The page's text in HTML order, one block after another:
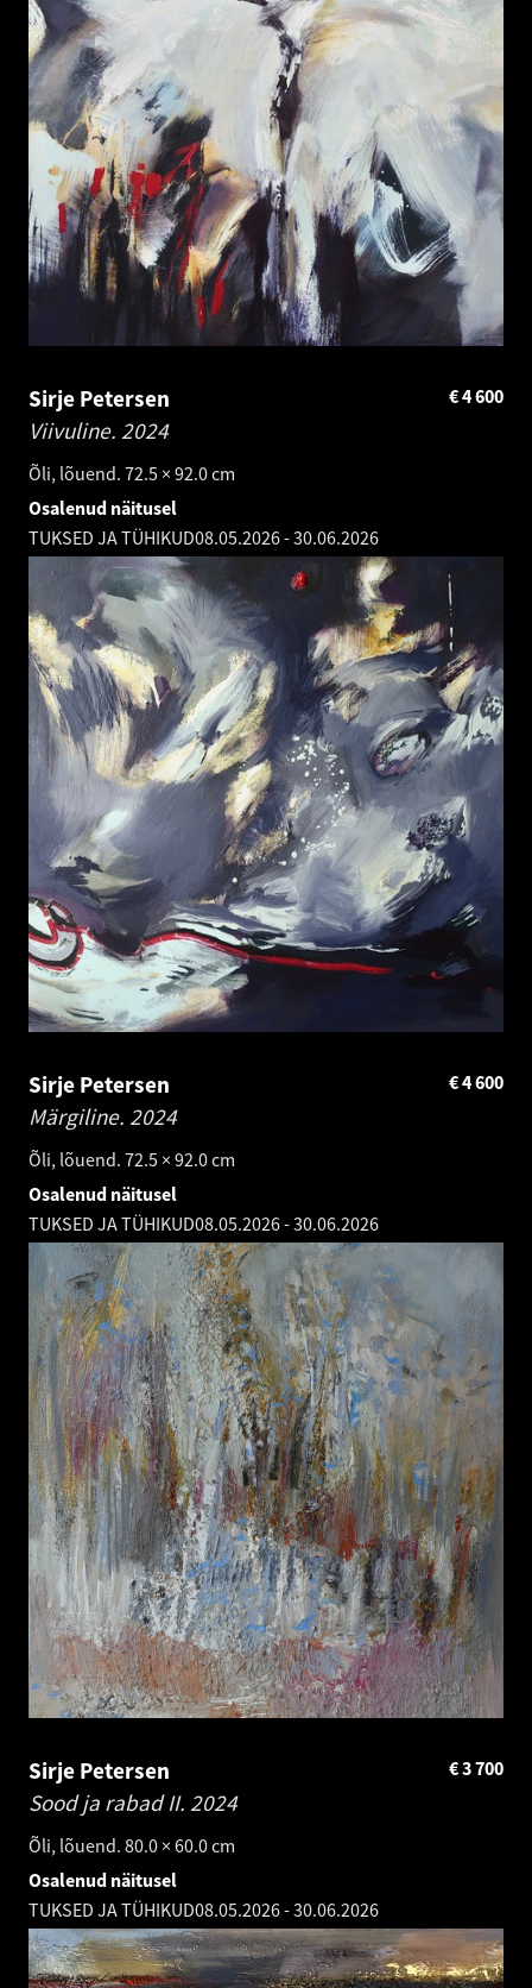
Sirje Petersen
Viivuline. 2024
Õli, lõuend. 72.5 × 92.0 cm
4 600
€
Osalenud näitusel
TUKSED JA TÜHIKUD08.05.2026-30.06.2026
Sirje Petersen
Märgiline. 2024
Õli, lõuend. 72.5 × 92.0 cm
4 600
€
Osalenud näitusel
TUKSED JA TÜHIKUD08.05.2026-30.06.2026
Sirje Petersen
Sood ja rabad II. 2024
Õli, lõuend. 80.0 × 60.0 cm
3 700
€
Osalenud näitusel
TUKSED JA TÜHIKUD08.05.2026-30.06.2026